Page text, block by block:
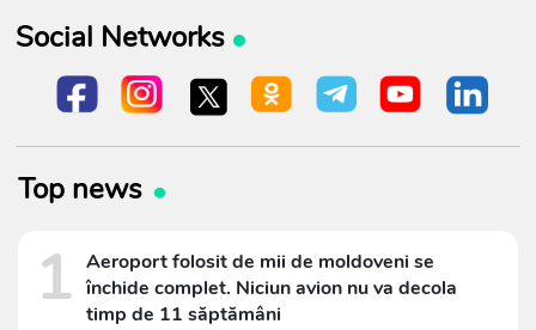
Social Networks
Top news
1 Aeroport folosit de mii de moldoveni se
închide complet. Niciun avion nu va decola
timp de 11 săptămâni